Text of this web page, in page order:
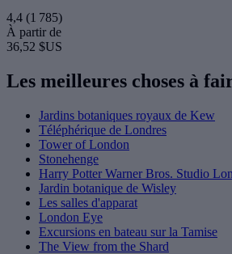
4,4 (1 785)
À partir de
36,52 $US
Les meilleures choses à
Jardins botaniques royaux de Kew
Téléphérique de Londres
Tower of London
Stonehenge
Harry Potter Warner Bros. Studio
Jardin botanique de Wisley
Les salles d'apparat
London Eye
Excursions en bateau sur la Tamise
The View from the Shard